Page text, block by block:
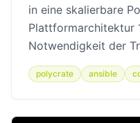
in eine skalierbare
Plattformarchitektur
Notwendigkeit der
polycrate ansible